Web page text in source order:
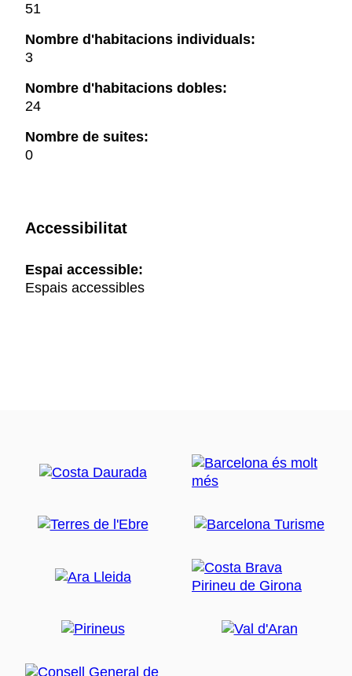
51
Nombre d'habitacions individuals:
3
Nombre d'habitacions dobles:
24
Nombre de suites:
0
Accessibilitat
Espai accessible:
Espais accessibles